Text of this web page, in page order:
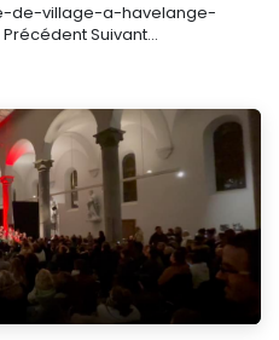
de-village-a-havelange-
Suivant...